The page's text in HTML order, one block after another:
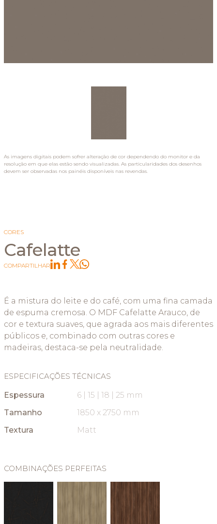
As imagens digitais podem sofrer alteração de cor dependendo do monitor e da
resolução em que elas estão sendo visualizadas. As particularidades dos desenhos
devem ser observadas nos painéis disponíveis nas revendas.
CORES
Cafelatte
COMPARTILHAR
É a mistura do leite e do café, com uma fina camada
de espuma cremosa. O MDF Cafelatte Arauco, de
cor e textura suaves, que agrada aos mais diferentes
públicos e, combinado com outras cores e
madeiras, destaca-se pela neutralidade.
ESPECIFICAÇÕES TÉCNICAS
Espessura
6 | 15 | 18 | 25 mm
Tamanho
1850 x 2750 mm
Textura
Matt
COMBINAÇÕES PERFEITAS